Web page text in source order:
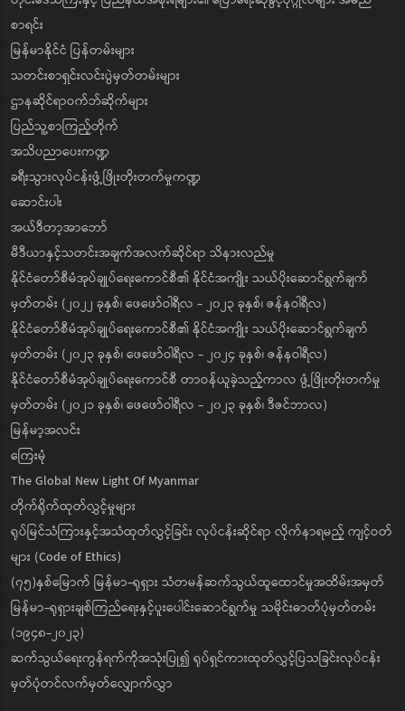
စာရင်း
မြန်မာနိုင်ငံ ပြန်တမ်းများ
သတင်းစာရှင်းလင်းပွဲမှတ်တမ်းများ
ဌာနဆိုင်ရာဝက်ဘ်ဆိုက်များ
ပြည်သူ့စာကြည့်တိုက်
အသိပညာပေးကဏ္ဍ
ခရီးသွားလုပ်ငန်းဖွံ့ဖြိုးတိုးတက်မှုကဏ္ဍ
ဆောင်းပါး
အယ်ဒီတာ့အာဘော်
မီဒီယာနှင့်သတင်းအချက်အလက်ဆိုင်ရာ သိနားလည်မှု
နိုင်ငံတော်စီမံအုပ်ချုပ်ရေးကောင်စီ၏ နိုင်ငံအကျိုး သယ်ပိုးဆောင်ရွက်ချက်
မှတ်တမ်း (၂၀၂၂ ခုနှစ်၊ ဖေဖော်ဝါရီလ - ၂၀၂၃ ခုနှစ်၊ ဇန်နဝါရီလ)
နိုင်ငံတော်စီမံအုပ်ချုပ်ရေးကောင်စီ၏ နိုင်ငံအကျိုး သယ်ပိုးဆောင်ရွက်ချက်
မှတ်တမ်း (၂၀၂၃ ခုနှစ်၊ ဖေဖော်ဝါရီလ - ၂၀၂၄ ခုနှစ်၊ ဇန်နဝါရီလ)
နိုင်ငံတော်စီမံအုပ်ချုပ်ရေးကောင်စီ တာဝန်ယူခဲ့သည့်ကာလ ဖွံ့ဖြိုးတိုးတက်မှု
မှတ်တမ်း (၂၀၂၁ ခုနှစ်၊ ဖေဖော်ဝါရီလ - ၂၀၂၃ ခုနှစ်၊ ဒီဇင်ဘာလ)
မြန်မာ့အလင်း
ကြေးမုံ
The Global New Light Of Myanmar
တိုက်ရိုက်ထုတ်လွှင့်မှုများ
ရုပ်မြင်သံကြားနှင့်အသံထုတ်လွှင့်ခြင်း လုပ်ငန်းဆိုင်ရာ လိုက်နာရမည့် ကျင့်ဝတ်
များ (Code of Ethics)
(၇၅)နှစ်မြောက် မြန်မာ-ရုရှား သံတမန်ဆက်သွယ်ထူထောင်မှုအထိမ်းအမှတ်
မြန်မာ-ရုရှားချစ်ကြည်ရေးနှင့်ပူးပေါင်းဆောင်ရွက်မှု သမိုင်းဓာတ်ပုံမှတ်တမ်း
(၁၉၄၈-၂၀၂၃)
ဆက်သွယ်ရေးကွန်ရက်ကိုအသုံးပြု၍ ရုပ်ရှင်ကားထုတ်လွှင့်ပြသခြင်းလုပ်ငန်း
မှတ်ပုံတင်လက်မှတ်လျှောက်လွှာ